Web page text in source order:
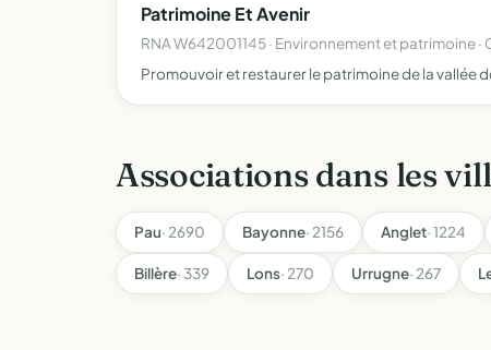
Patrimoine Et Avenir
RNA W642001145 · Environnement et patrimoine ·
Promouvoir et restaurer le patrimoine de la
Associations dans les
Pau· 2690 Bayonne· 2156 Anglet· 1224
Billère· 339 Lons· 270 Urrugne· 267